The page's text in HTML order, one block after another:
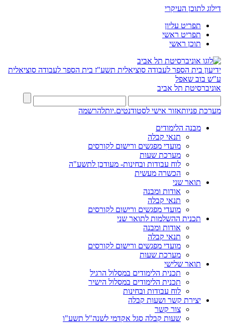
דילוג לתוכן העיקרי
תפריט עליון
תפריט ראשי
תוכן ראשי
ידיעון בית הספר לעבודה סוציאלית תשע"ז בית הספר לעבודה סוציאלית
ע"ש בוב שאפל
אוניברסיטת תל אביב
מערכת פניותאזור אישי לסטודנטים.יותלהרשמה
מבנה הלימודים
תנאי קבלה
מועדי מפגשים ורישום לקורסים
מערכת שעות
לוח עבודות ובחינות- מעודכן לתשע"ה
הכשרה מעשית
תואר שני
אודות ומבנה
תנאי קבלה
מועדי מפגשים ורישום לקורסים
תכנית ההשלמות לתואר שני
אודות ומבנה
תנאי קבלה
מועדי מפגשים ורישום לקורסים
מערכת שעות
תואר שלישי
תכנית הלימודים במסלול הרגיל
תכנית הלימודים במסלול הישיר
לוח עבודות ובחינות
יצירת קשר ושעות קבלה
צור קשר
שעות קבלה סגל אקדמי לשנה"ל תשע"ו